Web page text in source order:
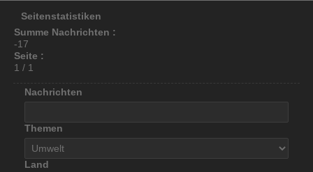
Seitenstatistiken
Summe Nachrichten :
-17
Seite :
1 / 1
Nachrichten
Themen
Land